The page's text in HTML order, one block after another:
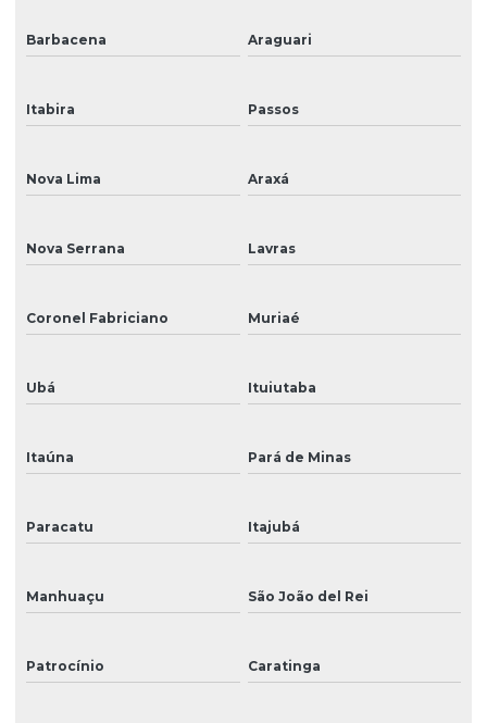
Barbacena Araguari
Itabira Passos
Nova Lima Araxá
Nova Serrana Lavras
Coronel Fabriciano Muriaé
Ubá Ituiutaba
Itaúna Pará de Minas
Paracatu Itajubá
Manhuaçu São João del Rei
Patrocínio Caratinga